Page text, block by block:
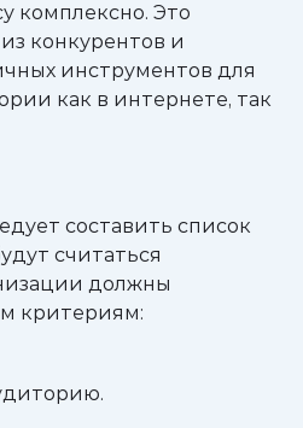
комплексно. Это
конкурентов и
инструментов для
как в интернете, так
составить список
считаться
должны
критериям: